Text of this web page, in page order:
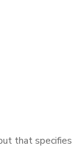
that